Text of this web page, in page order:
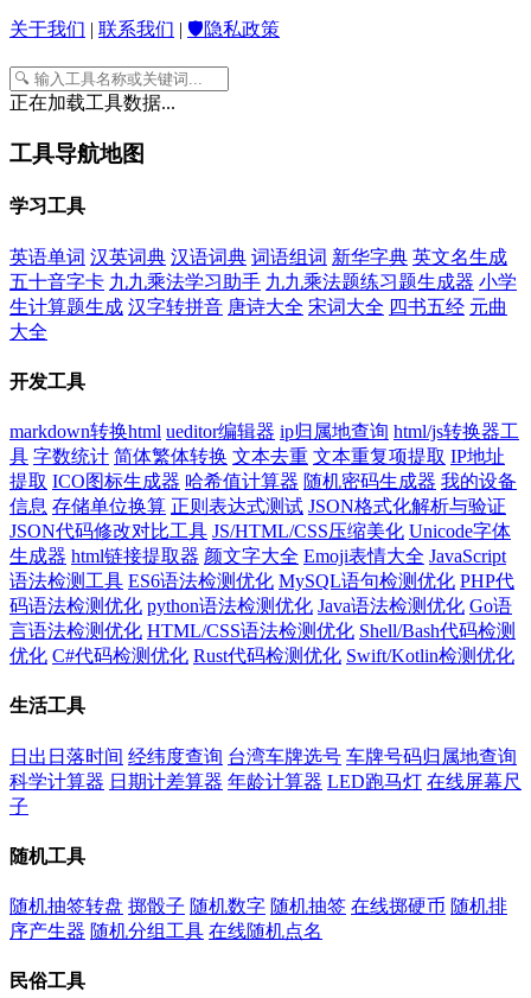
关于我们 | 联系我们 | 🛡️隐私政策
正在加载工具数据...
工具导航地图
学习工具
英语单词 汉英词典 汉语词典 词语组词 新华字典 英文名生成
五十音字卡 九九乘法学习助手 九九乘法题练习题生成器 小学
生计算题生成 汉字转拼音 唐诗大全 宋词大全 四书五经 元曲
大全
开发工具
markdown转换html ueditor编辑器 ip归属地查询 html/js转换器工
具 字数统计 简体繁体转换 文本去重 文本重复项提取 IP地址
提取 ICO图标生成器 哈希值计算器 随机密码生成器 我的设备
信息 存储单位换算 正则表达式测试 JSON格式化解析与验证
JSON代码修改对比工具 JS/HTML/CSS压缩美化 Unicode字体
生成器 html链接提取器 颜文字大全 Emoji表情大全 JavaScript
语法检测工具 ES6语法检测优化 MySQL语句检测优化 PHP代
码语法检测优化 python语法检测优化 Java语法检测优化 Go语
言语法检测优化 HTML/CSS语法检测优化 Shell/Bash代码检测
优化 C#代码检测优化 Rust代码检测优化 Swift/Kotlin检测优化
生活工具
日出日落时间 经纬度查询 台湾车牌选号 车牌号码归属地查询
科学计算器 日期计差算器 年龄计算器 LED跑马灯 在线屏幕尺
子
随机工具
随机抽签转盘 掷骰子 随机数字 随机抽签 在线掷硬币 随机排
序产生器 随机分组工具 在线随机点名
民俗工具